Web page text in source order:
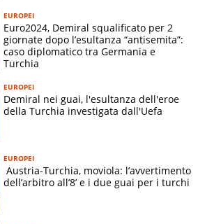
EUROPEI
Euro2024, Demiral squalificato per 2
giornate dopo l’esultanza “antisemita”:
caso diplomatico tra Germania e
Turchia
EUROPEI
Demiral nei guai, l'esultanza dell'eroe
della Turchia investigata dall'Uefa
EUROPEI
Austria-Turchia, moviola: l’avvertimento
dell’arbitro all’8’ e i due guai per i turchi